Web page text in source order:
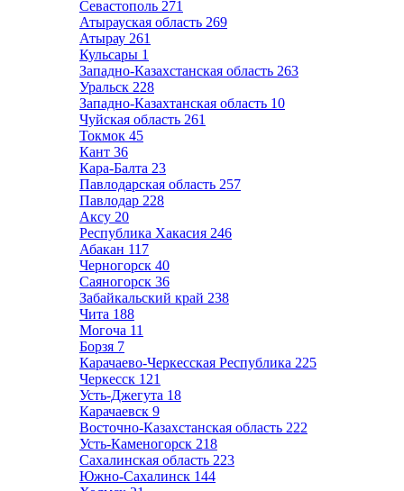
Севастополь 271
Атырауская область 269
Атырау 261
Кульсары 1
Западно-Казахстанская область 263
Уральск 228
Западно-Казахтанская область 10
Чуйская область 261
Токмок 45
Кант 36
Кара-Балта 23
Павлодарская область 257
Павлодар 228
Аксу 20
Республика Хакасия 246
Абакан 117
Черногорск 40
Саяногорск 36
Забайкальский край 238
Чита 188
Могоча 11
Борзя 7
Карачаево-Черкесская Республика 225
Черкесск 121
Усть-Джегута 18
Карачаевск 9
Восточно-Казахстанская область 222
Усть-Каменогорск 218
Сахалинская область 223
Южно-Сахалинск 144